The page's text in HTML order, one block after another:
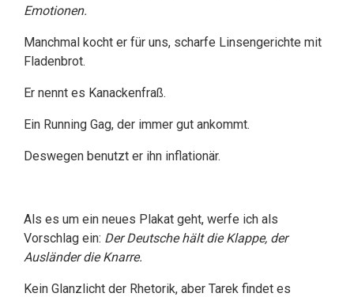
Emotionen.
Manchmal kocht er für uns, scharfe Linsengerichte mit
Fladenbrot.
Er nennt es Kanackenfraß.
Ein Running Gag, der immer gut ankommt.
Deswegen benutzt er ihn inflationär.
Als es um ein neues Plakat geht, werfe ich als
Vorschlag ein: Der Deutsche hält die Klappe, der
Ausländer die Knarre.
Kein Glanzlicht der Rhetorik, aber Tarek findet es